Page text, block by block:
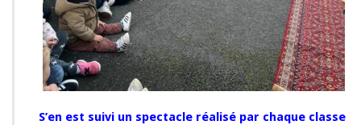
S’en est suivi un spectacle réalisé par chaque classe